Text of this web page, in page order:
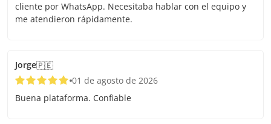
cliente por WhatsApp. Necesitaba hablar con el equipo y
me atendieron rápidamente.
Jorge🇵🇪
01 de agosto de 2026
Buena plataforma. Confiable